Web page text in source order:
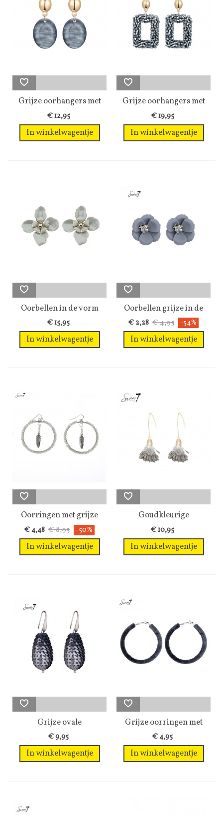
Grijze oorhangers met
een...
€ 12,95
In winkelwagentje
Grijze oorhangers met
glas...
€ 19,95
In winkelwagentje
Oorbellen in de vorm
van een...
€ 15,95
In winkelwagentje
Oorbellen grijze in de
vorm van...
€ 2,28 € 4,95 -54%
In winkelwagentje
Oorringen met grijze
kraaltjes...
€ 4,48 € 8,95 -50%
In winkelwagentje
Goudkleurige
oorhangers met...
€ 10,95
In winkelwagentje
Grijze ovale
oorhangers bewerkt...
€ 9,95
In winkelwagentje
Grijze oorringen met
velours stof
€ 4,95
In winkelwagentje